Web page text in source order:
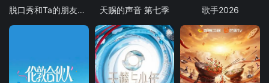
脱口秀和Ta的朋友们 第三季 天赐的声音 第七季 歌手2026